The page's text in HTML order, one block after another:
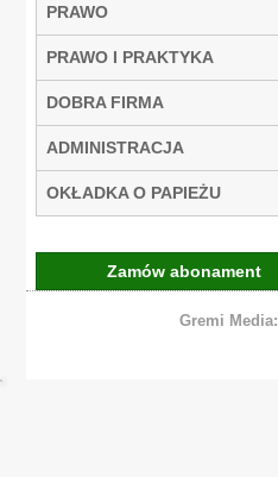
PRAWO
PRAWO I PRAKTYKA
DOBRA FIRMA
ADMINISTRACJA
OKŁADKA O PAPIEŻU
Zamów abonament
Gremi Media: